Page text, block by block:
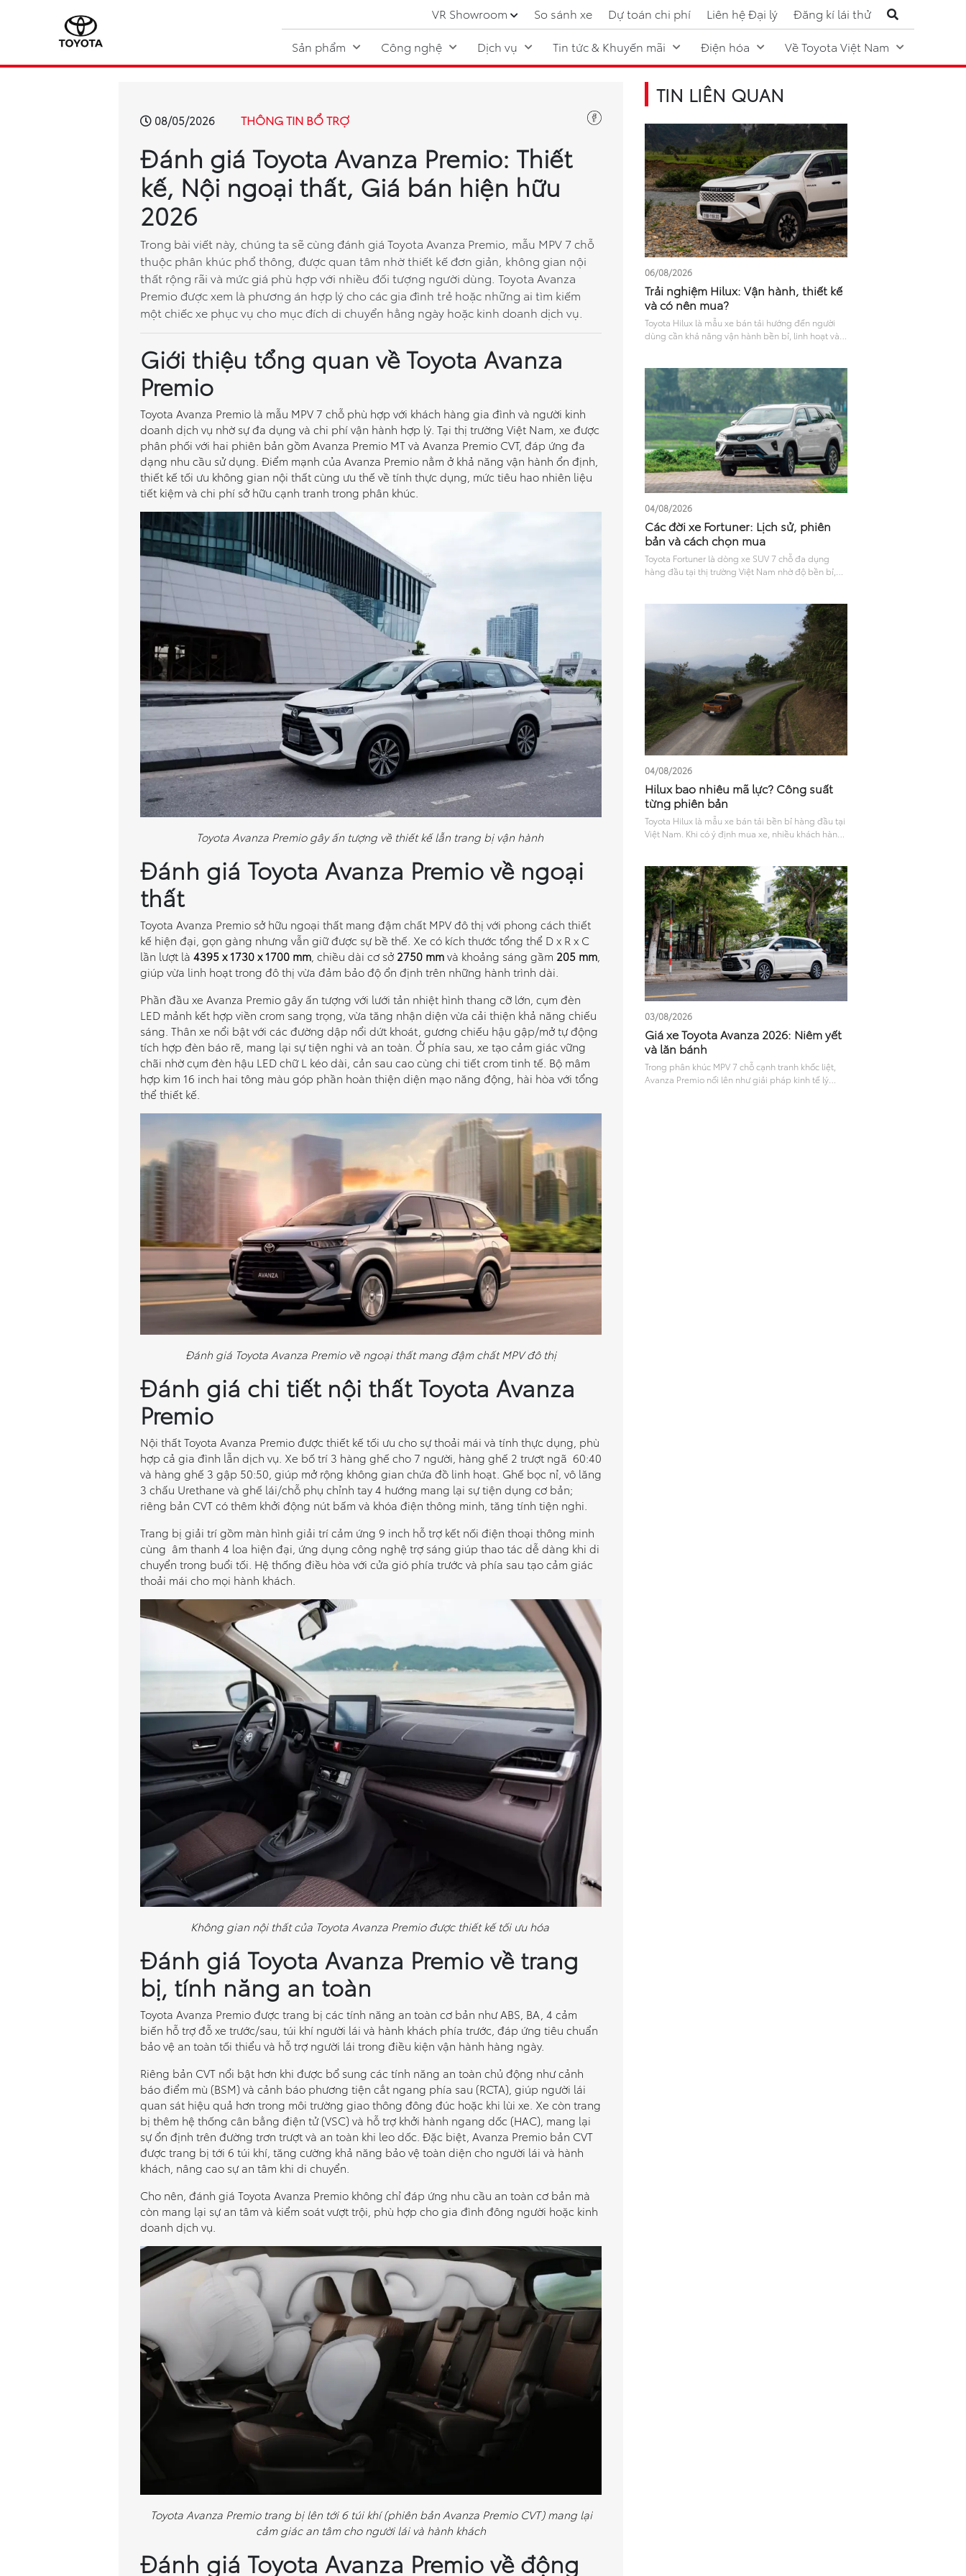
VR Showroom So sánh xe Dự toán chi phí Liên hệ Đại lý
Đăng kí lái thử
Sản phẩm
Công nghệ Dịch vụ Tin tức & Khuyến mãi Điện hóa Về Toyota Việt Nam
08/05/2026 THÔNG TIN BỔ TRỢ
Đánh giá Toyota Avanza Premio: Thiết
kế, Nội ngoại thất, Giá bán hiện hữu
2026
Trong bài viết này, chúng ta sẽ cùng đánh giá Toyota Avanza Premio, mẫu MPV 7 chỗ
thuộc phân khúc phổ thông, được quan tâm nhờ thiết kế đơn giản, không gian nội
thất rộng rãi và mức giá phù hợp với nhiều đối tượng người dùng. Toyota Avanza
Premio được xem là phương án hợp lý cho các gia đình trẻ hoặc những ai tìm kiếm
một chiếc xe phục vụ cho mục đích di chuyển hằng ngày hoặc kinh doanh dịch vụ.
Giới thiệu tổng quan về Toyota Avanza
Premio
Toyota Avanza Premio là mẫu MPV 7 chỗ phù hợp với khách hàng gia đình và người kinh
doanh dịch vụ nhờ sự đa dụng và chi phí vận hành hợp lý. Tại thị trường Việt Nam, xe được
phân phối với hai phiên bản gồm Avanza Premio MT và Avanza Premio CVT, đáp ứng đa
dạng nhu cầu sử dụng. Điểm mạnh của Avanza Premio nằm ở khả năng vận hành ổn định,
thiết kế tối ưu không gian nội thất cùng ưu thế về tính thực dụng, mức tiêu hao nhiên liệu
tiết kiệm và chi phí sở hữu cạnh tranh trong phân khúc.
Toyota Avanza Premio gây ấn tượng về thiết kế lẫn trang bị vận hành
Đánh giá Toyota Avanza Premio về ngoại
thất
Toyota Avanza Premio sở hữu ngoại thất mang đậm chất MPV đô thị với phong cách thiết
kế hiện đại, gọn gàng nhưng vẫn giữ được sự bề thế. Xe có kích thước tổng thể D x R x C
lần lượt là 4395 x 1730 x 1700 mm , chiều dài cơ sở 2750 mmvà khoảng sáng gầm 205 mm
giúp vừa linh hoạt trong đô thị vừa đảm bảo độ ổn định trên những hành trình dài.
Phần đầu xe Avanza Premio gây ấn tượng với lưới tản nhiệt hình thang cỡ lớn, cụm đèn
LED mảnh kết hợp viền crom sang trọng, vừa tăng nhận diện vừa cải thiện khả năng chiếu
sáng. Thân xe nổi bật với các đường dập nổi dứt khoát, gương chiếu hậu gập/mở tự động
tích hợp đèn báo rẽ, mang lại sự tiện nghi và an toàn. Ở phía sau, xe tạo cảm giác vững
chãi nhờ cụm đèn hậu LED chữ L kéo dài, cản sau cao cùng chi tiết crom tinh tế. Bộ mâm
hợp kim 16 inch hai tông màu góp phần hoàn thiện diện mạo năng động, hài hòa với tổng
thể thiết kế.
Đánh giá Toyota Avanza Premio về ngoại thất mang đậm chất MPV đô thị
Đánh giá chi tiết nội thất Toyota Avanza
Premio
Nội thất Toyota Avanza Premio được thiết kế tối ưu cho sự thoải mái và tính thực dụng, phù
hợp cả gia đình lẫn dịch vụ. Xe bố trí 3 hàng ghế cho 7 người, hàng ghế 2 trượt ngã 60:40
và hàng ghế 3 gập 50:50, giúp mở rộng không gian chứa đồ linh hoạt. Ghế bọc nỉ, vô lăng
3 chấu Urethane và ghế lái/chỗ phụ chỉnh tay 4 hướng mang lại sự tiện dụng cơ bản;
riêng bản CVT có thêm khởi động nút bấm và khóa điện thông minh, tăng tính tiện nghi.
Trang bị giải trí gồm màn hình giải trí cảm ứng 9 inch hỗ trợ kết nối điện thoại thông minh
cùng âm thanh 4 loa hiện đại, ứng dụng công nghệ trợ sáng giúp thao tác dễ dàng khi di
chuyển trong buổi tối. Hệ thống điều hòa với cửa gió phía trước và phía sau tạo cảm giác
thoải mái cho mọi hành khách.
Không gian nội thất của Toyota Avanza Premio được thiết kế tối ưu hóa
Đánh giá Toyota Avanza Premio về trang
bị, tính năng an toàn
Toyota Avanza Premio được trang bị các tính năng an toàn cơ bản như ABS, BA, 4 cảm
biến hỗ trợ đỗ xe trước/sau, túi khí người lái và hành khách phía trước, đáp ứng tiêu chuẩn
bảo vệ an toàn tối thiểu và hỗ trợ người lái trong điều kiện vận hành hàng ngày.
Riêng bản CVT nổi bật hơn khi được bổ sung các tính năng an toàn chủ động như cảnh
báo điểm mù (BSM) và cảnh báo phương tiện cắt ngang phía sau (RCTA), giúp người lái
quan sát hiệu quả hơn trong môi trường giao thông đông đúc hoặc khi lùi xe. Xe còn trang
bị thêm hệ thống cân bằng điện tử (VSC) và hỗ trợ khởi hành ngang dốc (HAC), mang lại
sự ổn định trên đường trơn trượt và an toàn khi leo dốc. Đặc biệt, Avanza Premio bản CVT
được trang bị tới 6 túi khí, tăng cường khả năng bảo vệ toàn diện cho người lái và hành
khách, nâng cao sự an tâm khi di chuyển.
Cho nên, đánh giá Toyota Avanza Premio không chỉ đáp ứng nhu cầu an toàn cơ bản mà
còn mang lại sự an tâm và kiểm soát vượt trội, phù hợp cho gia đình đông người hoặc kinh
doanh dịch vụ.
Toyota Avanza Premio trang bị lên tới 6 túi khí (phiên bản Avanza Premio CVT) mang lại
cảm giác an tâm cho người lái và hành khách
Đánh giá Toyota Avanza Premio về động
TIN LIÊN QUAN
06/08/2026
Trải nghiệm Hilux: Vận hành, thiết kế
và có nên mua?
Toyota Hilux là mẫu xe bán tải hướng đến người
dùng cần khả năng vận hành bền bỉ, linh hoạt và
hành ổn định cùng nhiều công nghệ hỗ trợ lái và
tính năng an toàn hiện đại, Hilux được nhiều khách
hàng quan tâm khi lựa chọn xe bán tải. Bài viết
dưới đây sẽ mang đến góc nhìn tổng quan về trải
nghiệm Hilux ở các khía cạnh như ngoại thất, nội
thất, vận hành, mức tiêu hao nhiên liệu và công
nghệ an toàn, giúp người dùng có thêm cơ sở
tham khảo trước khi quyết định.
04/08/2026
Các đời xe Fortuner: Lịch sử, phiên
bản và cách chọn mua
Toyota Fortuner là dòng xe SUV 7 chỗ đa dụng
hàng đầu tại thị trường Việt Nam nhờ độ bền bỉ,
trường, Fortuner đã không ngừng cải tiến về mọi
mặt. Tìm hiểu các đời xe Fortuner tại Việt Nam qua
các mốc nâng cấp, thay đổi về thiết kế, tiện nghi,
vận hành và phiên bản hiện tại sẽ giúp bạn có cái
nhìn toàn diện để đưa ra lựa chọn phù hợp.
04/08/2026
Hilux bao nhiêu mã lực? Công suất
từng phiên bản
Toyota Hilux là mẫu xe bán tải bền bỉ hàng đầu tại
Việt Nam. Khi có ý định mua xe, nhiều khách hàng
phố? Bài viết sau sẽ phân tích chi tiết khả năng
vận hành và trang bị an toàn, giúp bạn chọn ra
phiên bản phù hợp nhất..
03/08/2026
Giá xe Toyota Avanza 2026: Niêm yết
và lăn bánh
Trong phân khúc MPV 7 chỗ cạnh tranh khốc liệt,
Avanza Premio nổi lên như giải pháp kinh tế lý